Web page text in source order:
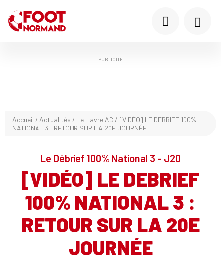
PUBLICITÉ
Accueil / Actualités / Le Havre AC / [VIDÉO] LE DEBRIEF 100%
NATIONAL 3 : RETOUR SUR LA 20E JOURNÉE
Le Débrief 100% National 3 - J20
[VIDÉO] LE DEBRIEF
100% NATIONAL 3 :
RETOUR SUR LA 20E
JOURNÉE